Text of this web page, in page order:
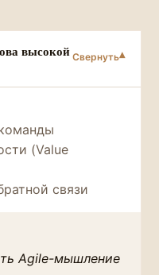
высокой
(Value
связи
Agile-мышление